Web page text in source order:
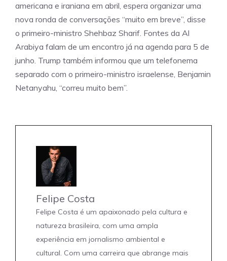
americana e iraniana em abril, espera organizar uma
nova ronda de conversações “muito em breve”, disse
o primeiro-ministro Shehbaz Sharif. Fontes da Al
Arabiya falam de um encontro já na agenda para 5 de
junho. Trump também informou que um telefonema
separado com o primeiro-ministro israelense, Benjamin
Netanyahu, “correu muito bem”.
Felipe Costa
Felipe Costa é um apaixonado pela cultura e
natureza brasileira, com uma ampla
experiência em jornalismo ambiental e
cultural. Com uma carreira que abrange mais